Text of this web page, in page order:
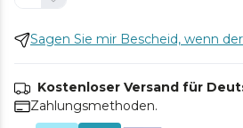
Sagen Sie mir Bescheid, wenn
Kostenloser Versand für
Zahlungsmethoden.